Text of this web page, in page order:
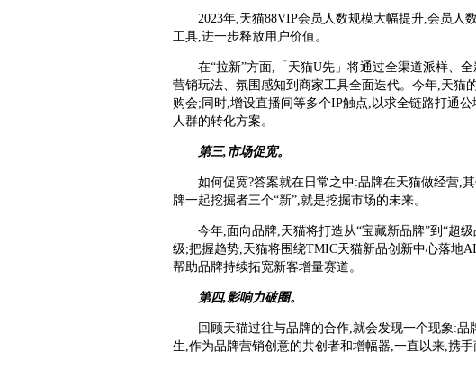
2023年,天猫88VIP会员人数规模大幅提升,会员人
工具,进一步释放用户价值。
在“拉新”方面,「天猫U先」将通过全渠道派样、
营销玩法、氛围感知到商家工具全面迭代。今年,天
购会;同时,增设直播间等多个IP触点,以求全链路打通
人群的转化方案。
第三,市场促宽。
如何促宽?答案就在日常之中:品牌在天猫做经营,
牌一起挖掘者三个“新”,就是挖掘市场的未来。
今年,面向品牌,天猫将打造从“宝藏新品牌”到“超
级;把握趋势,天猫将围绕TMIC天猫新品创新中心落地
帮助品牌持续拓宽新客增量赛道。
第四,影响力破圈。
回顾天猫过往与品牌的合作,就会发现一个现象:
生,作为品牌营销创意的共创者和增幅器,一直以来,携